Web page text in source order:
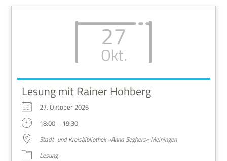
27
Okt.
Lesung mit Rainer Hohberg
27. Okto­ber 2026
18:00 – 19:30
Stadt- und Kreis­bi­blio­thek »Anna Seg­hers« Meiningen
Lesung